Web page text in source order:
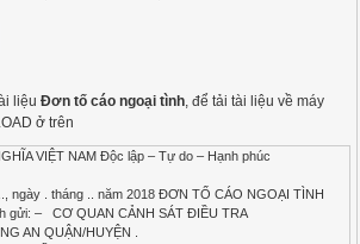
liệuĐơn tố cáo ngoại tình, để tải tài liệu về máy
ở trên
VIỆT NAM Độc lập – Tự do – Hạnh phúc
.. năm 2018 ĐƠN TỐ CÁO NGOẠI TÌNH
QUAN CẢNH SÁT ĐIỀU TRA
QUẬN/HUYỆN .